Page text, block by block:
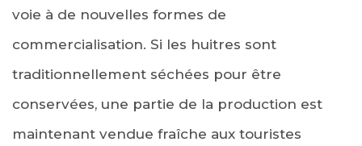
voie à de nouvelles formes de
commercialisation. Si les huitres sont
traditionnellement séchées pour être
conservées, une partie de la production est
maintenant vendue fraîche aux touristes